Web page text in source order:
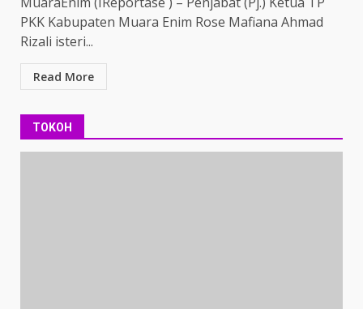
PKK Kabupaten Muara Enim Rose Mafiana Ahmad
Rizali isteri...
Read More
TOKOH